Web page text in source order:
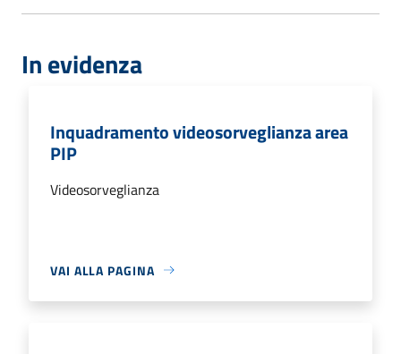
In evidenza
Inquadramento videosorveglianza area
PIP
Videosorveglianza
VAI ALLA PAGINA